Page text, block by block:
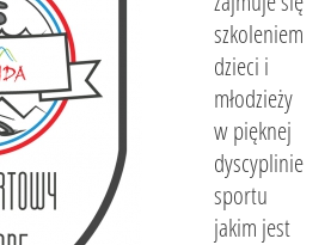
szkoleniem
dzieci i
młodzieży
w pięknej
dyscyplinie
sportu
jakim jest